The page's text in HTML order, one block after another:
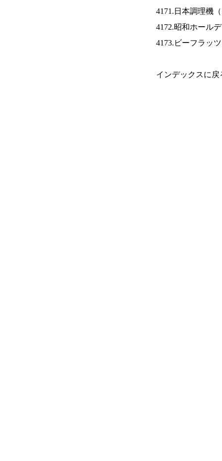
4171.日本調理機（
4172.昭和ホール
4173.ビーフラッ
インデックスに戻